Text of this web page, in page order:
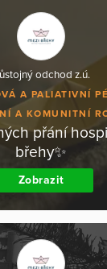
odchod z.ú.
A PALIATIVNÍ
A KOMUNITNÍ
přání
břehy✨
Zobrazit